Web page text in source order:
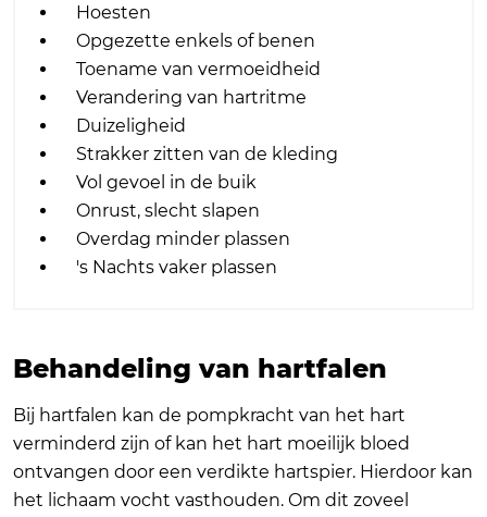
Hoesten
Opgezette enkels of benen
Toename van vermoeidheid
Verandering van hartritme
Duizeligheid
Strakker zitten van de kleding
Vol gevoel in de buik
Onrust, slecht slapen
Overdag minder plassen
's Nachts vaker plassen
Behandeling van hartfalen
Bij hartfalen kan de pompkracht van het hart
verminderd zijn of kan het hart moeilijk bloed
ontvangen door een verdikte hartspier. Hierdoor kan
het lichaam vocht vasthouden. Om dit zoveel